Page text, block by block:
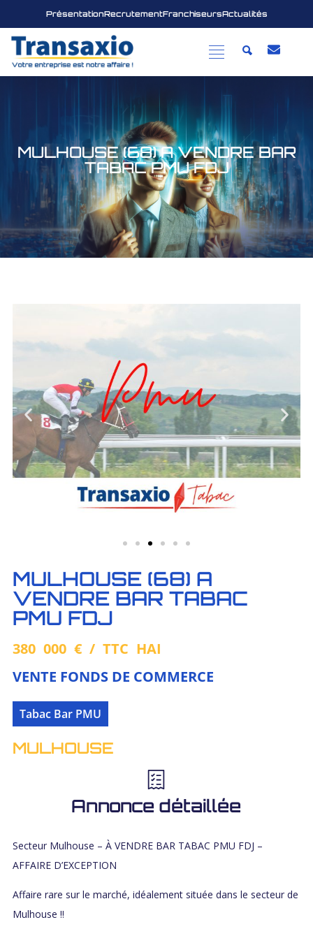
PrésentationRecrutementFranchiseursActualités
MULHOUSE (68) A VENDRE BAR
TABAC PMU FDJ
MULHOUSE (68) A
VENDRE BAR TABAC
PMU FDJ
380 000 € / TTC HAI
VENTE FONDS DE COMMERCE
Tabac Bar PMU
MULHOUSE
Annonce détaillée
Secteur Mulhouse – À VENDRE BAR TABAC PMU FDJ –
AFFAIRE D’EXCEPTION
Affaire rare sur le marché, idéalement située dans le secteur de
Mulhouse !!